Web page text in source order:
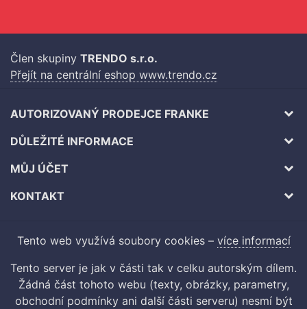
Člen skupiny TRENDO s.r.o.
Přejít na centrální eshop www.trendo.cz
AUTORIZOVANÝ PRODEJCE FRANKE
DŮLEŽITÉ INFORMACE
MŮJ ÚČET
KONTAKT
Tento web využívá soubory cookies – více informací
Tento server je jak v části tak v celku autorským dílem.
Žádná část tohoto webu (texty, obrázky, parametry,
obchodní podmínky ani další části serveru) nesmí být